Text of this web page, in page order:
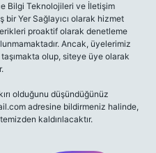
Bilgi Teknolojileri ve İletişim
bir Yer Sağlayıcı olarak hizmet
proaktif olarak denetleme
Ancak, üyelerimiz
olup, siteye üye olarak
olduğunu düşündüğünüz
adresine bildirmeniz halinde,
kaldırılacaktır.